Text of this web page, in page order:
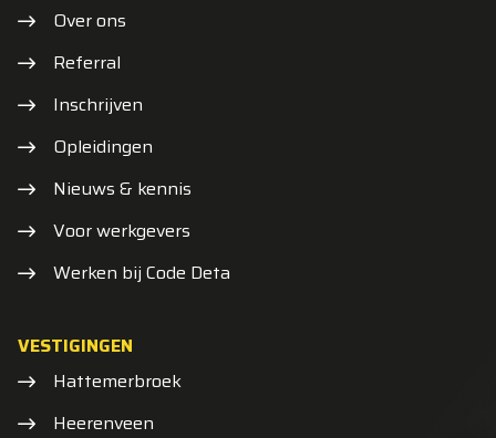
Over ons
Referral
Inschrijven
Opleidingen
Nieuws & kennis
Voor werkgevers
Werken bij Code Deta
VESTIGINGEN
Hattemerbroek
Heerenveen